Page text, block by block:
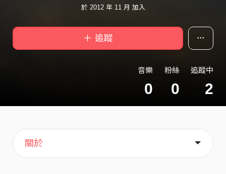
於 2012 年 11 月 加入
＋ 追蹤
音樂
0
粉絲
0
追蹤中
2
主頁
喜歡
關於